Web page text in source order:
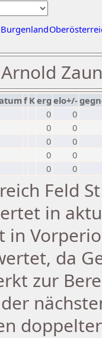
Burgenland
f Kerg elo+/-
0
0
0
0
0
0
0
0
0 0
Feld
in
in
da
zur